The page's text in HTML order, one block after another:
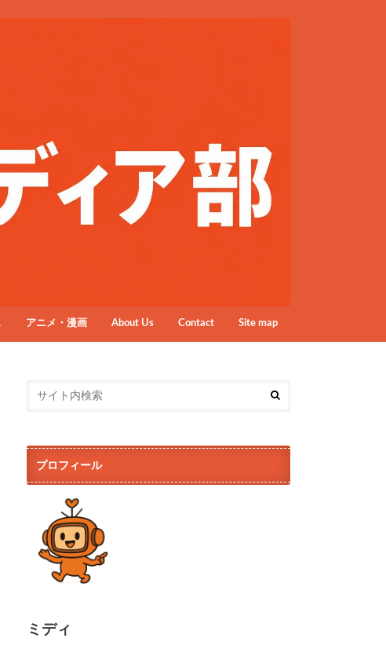
アニメ・漫画 About Us Contact Site map
プロフィール
ミディ